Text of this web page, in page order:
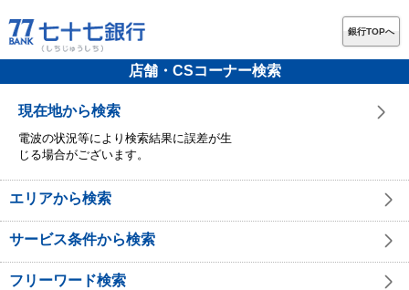
銀行TOPへ
店舗・CSコーナー検索
現在地から検索
電波の状況等により検索結果に誤差が生
じる場合がございます。
エリアから検索
サービス条件から検索
フリーワード検索